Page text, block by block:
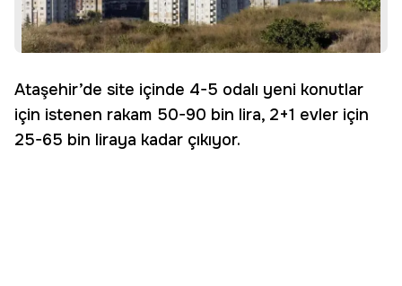
Ataşehir’de site içinde 4-5 odalı yeni konutlar
için istenen rakam 50-90 bin lira, 2+1 evler için
25-65 bin liraya kadar çıkıyor.